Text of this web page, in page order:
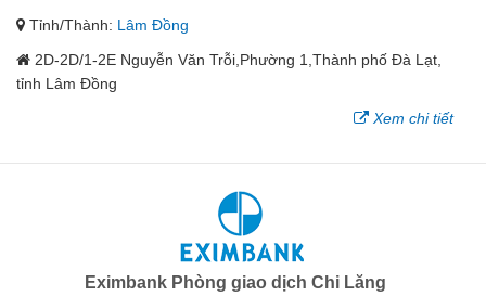
Tỉnh/Thành: Lâm Đồng
2D-2D/1-2E Nguyễn Văn Trỗi,Phường 1,Thành phố Đà Lạt,
tỉnh Lâm Đồng
Xem chi tiết
Eximbank Phòng giao dịch Chi Lăng